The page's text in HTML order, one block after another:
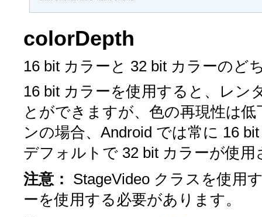
colorDepth
16 bit カラーと 32 bit カラーのど
16 bit カラーを使用すると、レ
とができますが、色の再現性は
ンの場合、Android では常に 16
デフォルトで 32 bit カラーが使用
注意： StageVideo クラスを使用
ーを使用する必要があります。